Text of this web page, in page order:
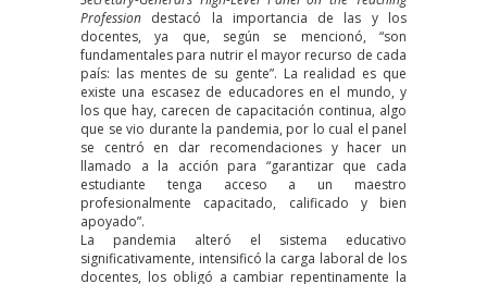
Profession destacó la importancia de las y los
docentes, ya que, según se mencionó, “son
fundamentales para nutrir el mayor recurso de cada
país: las mentes de su gente”. La realidad es que
existe una escasez de educadores en el mundo, y
los que hay, carecen de capacitación continua, algo
que se vio durante la pandemia, por lo cual el panel
se centró en dar recomendaciones y hacer un
llamado a la acción para “garantizar que cada
estudiante tenga acceso a un maestro
profesionalmente capacitado, calificado y bien
apoyado”.
La pandemia alteró el sistema educativo
significativamente, intensificó la carga laboral de los
docentes, los obligó a cambiar repentinamente la